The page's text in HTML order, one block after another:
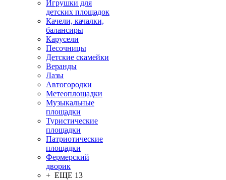
Игрушки для
детских площадок
Качели, качалки,
балансиры
Карусели
Песочницы
Детские скамейки
Веранды
Лазы
Автогородки
Метеоплощадки
Музыкальные
площадки
Туристические
площадки
Патриотические
площадки
Фермерский
дворик
+ ЕЩЕ 13